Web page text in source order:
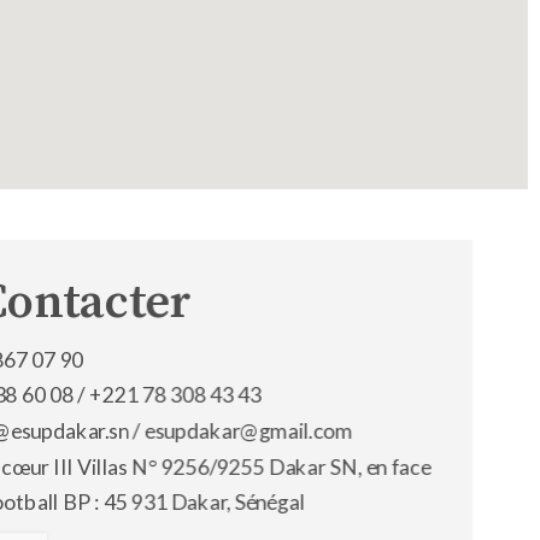
07 90
60 08 /+221 78 308 43 43
/ esupdakar@gmail.com
cœur III Villas N° 9256/9255 Dakar SN, en face
BP : 45 931 Dakar, Sénégal